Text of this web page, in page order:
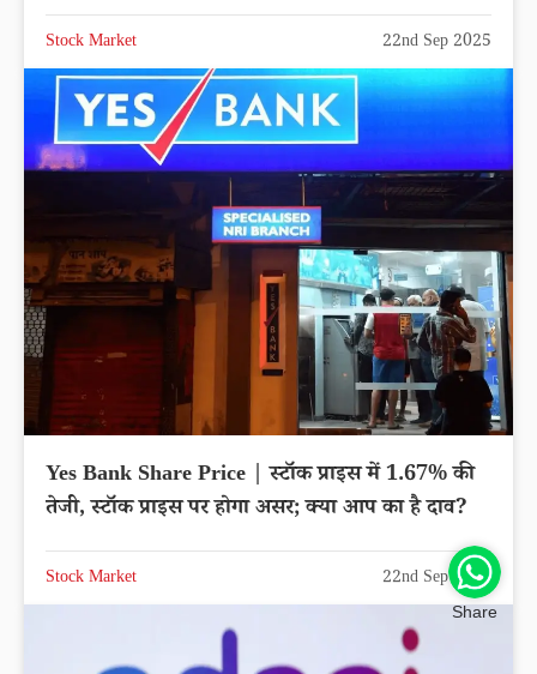
Stock Market 22nd Sep 2025
Yes Bank Share Price | स्टॉक प्राइस में 1.67% की
तेजी, स्टॉक प्राइस पर होगा असर; क्या आप का है दाव?
Stock Market 22nd Sep 2025
Share